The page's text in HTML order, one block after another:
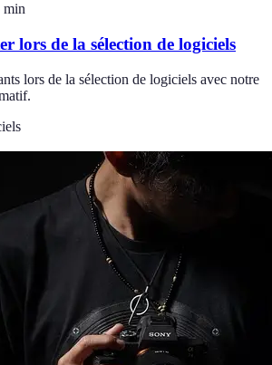
min
lors de la sélection de logiciels
lors de la sélection de logiciels avec notre